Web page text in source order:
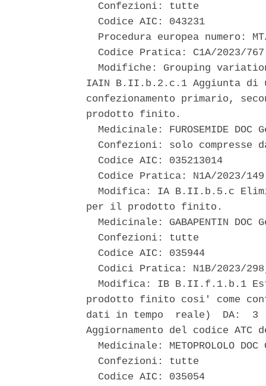
  Confezioni: tutte
  Codice AIC: 043231
Procedura europea numero:
Codice Pratica: C1A/2023/
Modifiche: Grouping
IAIN B.II.b.2.c.1 Aggiunta
confezionamento primario,
prodotto finito.
Medicinale: FUROSEMIDE DOC
Confezioni: solo compresse
  Codice AIC: 035213014
Codice Pratica: N1A/2023/
Modifica: IA B.II.b.5.c
per il prodotto finito.
Medicinale: GABAPENTIN DOC
  Confezioni: tutte
  Codice AIC: 035944
Codici Pratica: N1B/2023/
Modifica: IB B.II.f.1.b.1
prodotto finito cosi' come
dati in tempo  reale)  DA:
Aggiornamento del codice
Medicinale: METOPROLOLO DOC
  Confezioni: tutte
  Codice AIC: 035054